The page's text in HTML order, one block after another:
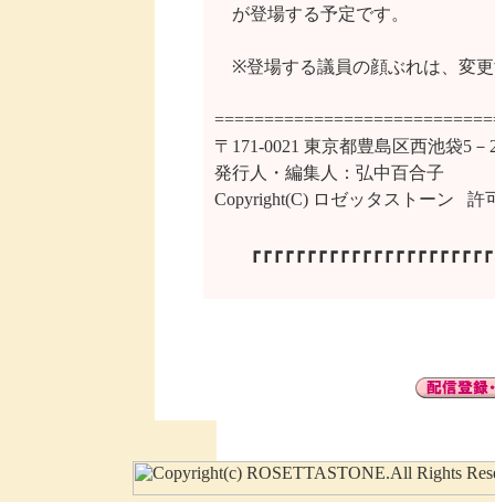
が登場する予定です。
※登場する議員の顔ぶれは、変
〒171-0021 東京都豊島区西池袋5
発行人・編集人：弘中百合子
Copyright(C) ロゼッタストーン